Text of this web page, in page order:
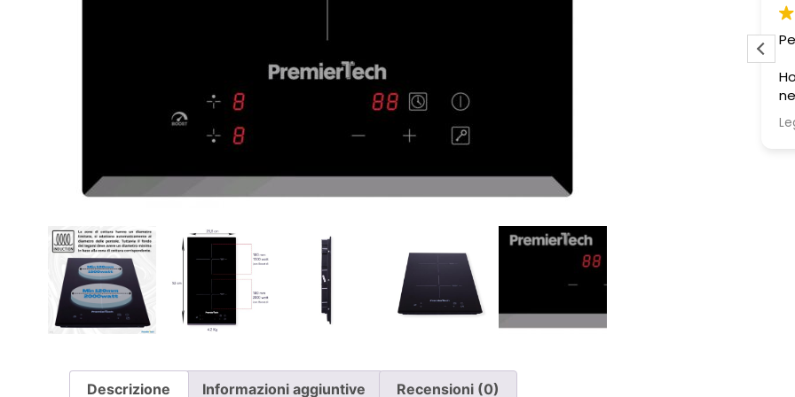
Ho segnalato immediatamente il
risposta, ho dovuto inviare un
sollecito. Solo a quel punto mi è
stato comunicato che erano in
corso verifiche con la logistica e il
aggiornamento concreto e la
Descrizione Informazioni aggiuntive Recensioni (0)